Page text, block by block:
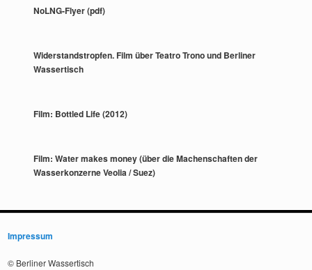
NoLNG-Flyer (pdf)
Widerstandstropfen. Film über Teatro Trono und Berliner
Wassertisch
Film: Bottled Life (2012)
Film: Water makes money (über die Machenschaften der
Wasserkonzerne Veolia / Suez)
Impressum
© Berliner Wassertisch